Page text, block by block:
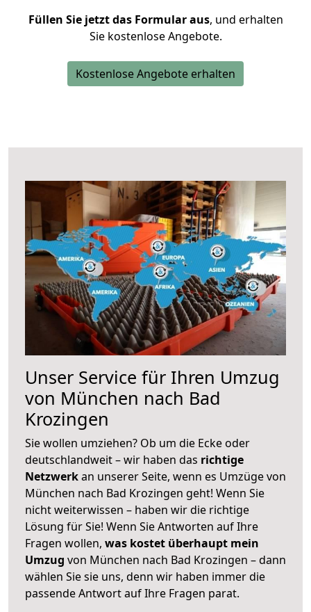
Füllen Sie jetzt das Formular aus, und erhalten
Sie kostenlose Angebote.
Kostenlose Angebote erhalten
Unser Service für Ihren Umzug
von München nach Bad
Krozingen
Sie wollen umziehen? Ob um die Ecke oder
deutschlandweit – wir haben das richtige
Netzwerkan unserer Seite, wenn es Umzüge von
München nach Bad Krozingen geht! Wenn Sie
nicht weiterwissen – haben wir die richtige
Lösung für Sie! Wenn Sie Antworten auf Ihre
Fragen wollen, was kostet überhaupt mein
Umzug von München nach Bad Krozingen – dann
wählen Sie sie uns, denn wir haben immer die
passende Antwort auf Ihre Fragen parat.